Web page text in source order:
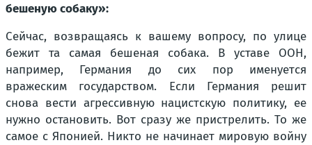
бешеную собаку»:
Сейчас, возвращаясь к вашему вопросу, по улице
бежит та самая бешеная собака. В уставе ООН,
например, Германия до сих пор именуется
вражеским государством. Если Германия решит
снова вести агрессивную нацистскую политику, ее
нужно остановить. Вот сразу же пристрелить. То же
самое с Японией. Никто не начинает мировую войну